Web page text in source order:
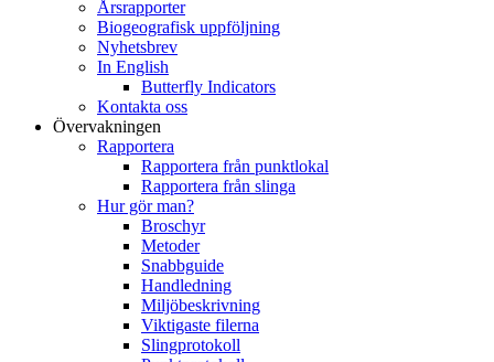
Årsrapporter
Biogeografisk uppföljning
Nyhetsbrev
In English
Butterfly Indicators
Kontakta oss
Övervakningen
Rapportera
Rapportera från punktlokal
Rapportera från slinga
Hur gör man?
Broschyr
Metoder
Snabbguide
Handledning
Miljöbeskrivning
Viktigaste filerna
Slingprotokoll